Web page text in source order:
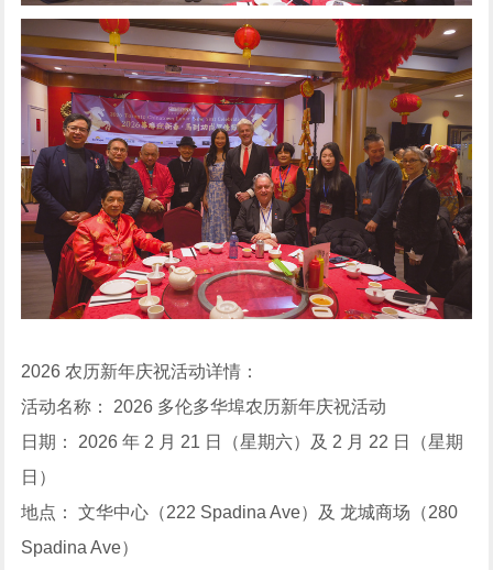
2026 农历新年庆祝活动详情：
活动名称： 2026 多伦多华埠农历新年庆祝活动
日期： 2026 年 2 月 21 日（星期六）及 2 月 22 日（星期
日）
地点： 文华中心（222 Spadina Ave）及 龙城商场（280
Spadina Ave）